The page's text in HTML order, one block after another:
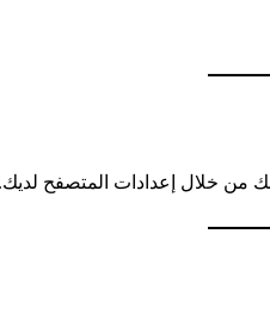
من خلال إعدادات المتصفح لديك.